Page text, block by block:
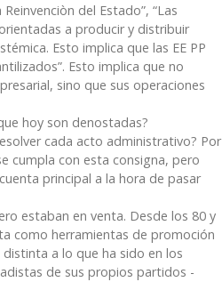
del Estado”, “Las
a producir y distribuir
Esto implica que las EE PP
Esto implica que no
sino que sus operaciones
hoy son denostadas?
cada acto administrativo? Por
cumpla con esta consigna, pero
principal a la hora de pasar
estaban en venta. Desde los 80 y
como herramientas de promoción
a lo que ha sido en los
de sus propios partidos -